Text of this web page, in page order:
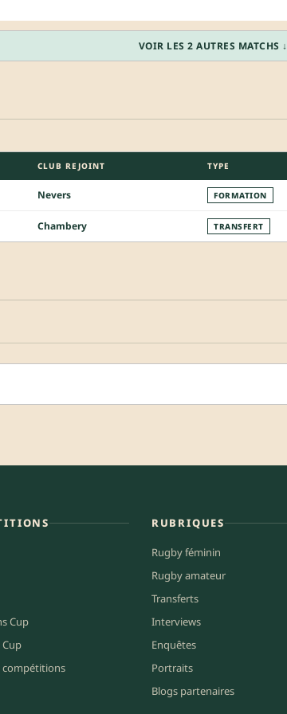
VOIR LES 2 AUTRES MATCHS ↓
CLUB REJOINT TYPE
Nevers FORMATION
Chambery TRANSFERT
Cup
Cup
compétitions
RUBRIQUES
Rugby féminin
Rugby amateur
Transferts
Interviews
Enquêtes
Portraits
Blogs partenaires